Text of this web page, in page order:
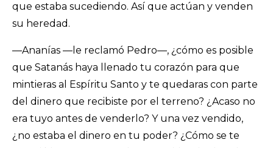
que estaba sucediendo. Así que actúan y venden
su heredad.
—Ananías —le reclamó Pedro—, ¿cómo es posible
que Satanás haya llenado tu corazón para que
mintieras al Espíritu Santo y te quedaras con parte
del dinero que recibiste por el terreno? ¿Acaso no
era tuyo antes de venderlo? Y una vez vendido,
¿no estaba el dinero en tu poder? ¿Cómo se te